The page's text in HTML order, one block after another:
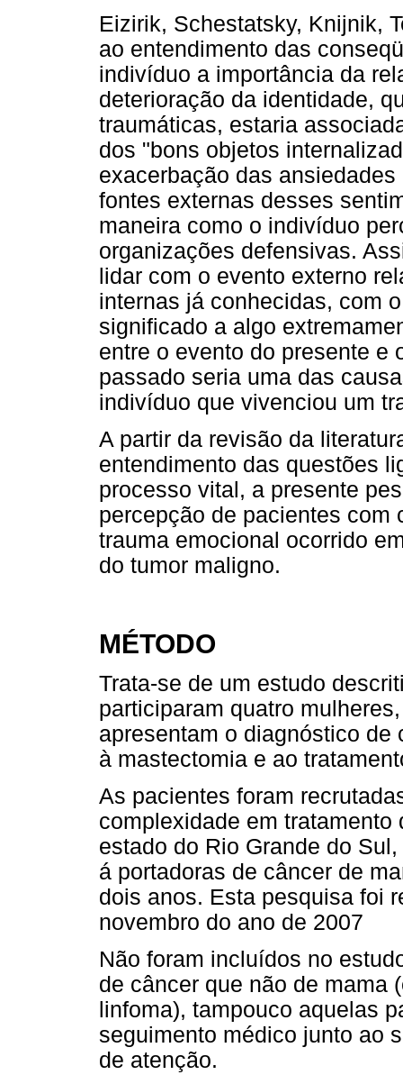
Eizirik, Schestatsky, Knijnik,
ao entendimento das
indivíduo a importância da
deterioração da identidade,
traumáticas, estaria
dos "bons objetos
exacerbação das
fontes externas desses
maneira como o indivíduo
organizações defensivas.
lidar com o evento externo
internas já conhecidas, com
significado a algo
entre o evento do presente e
passado seria uma das
indivíduo que vivenciou um
A partir da revisão da
entendimento das questões
processo vital, a presente
percepção de pacientes com
trauma emocional ocorrido
do tumor maligno.
MÉTODO
Trata-se de um estudo
participaram quatro
apresentam o diagnóstico de
à mastectomia e ao
As pacientes foram
complexidade em
estado do Rio Grande do
á portadoras de câncer de
dois anos. Esta pesquisa foi
novembro do ano de 2007
Não foram incluídos no
de câncer que não de mama
linfoma), tampouco aquelas
seguimento médico junto ao
de atenção.